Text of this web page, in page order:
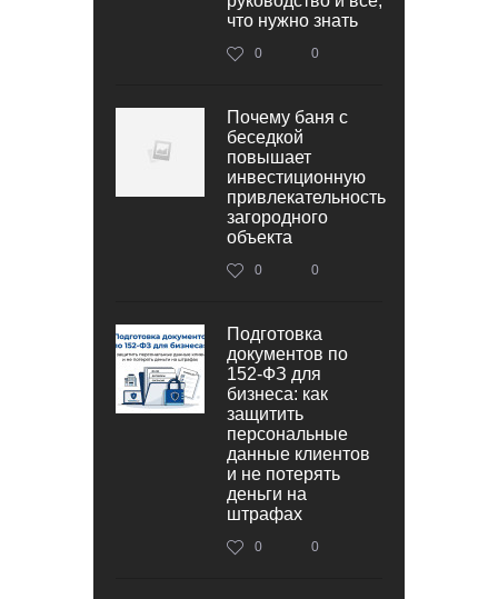
что нужно знать
0 0
Почему баня с
беседкой
повышает
инвестиционную
привлекательность
загородного
объекта
0 0
Подготовка
документов по
152‑ФЗ для
бизнеса: как
защитить
персональные
данные клиентов
и не потерять
деньги на
штрафах
0 0